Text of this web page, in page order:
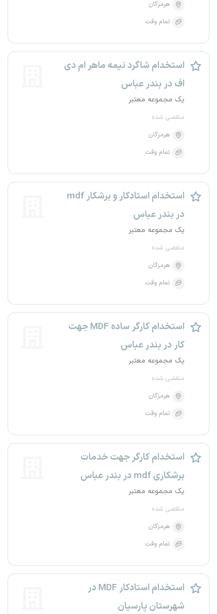
هرمزگان
تمام وقت
استخدام شاگرد نیمه ماهر ام دی
اف در بندر عباس
یک مجموعه معتبر
منقضی شده
هرمزگان
تمام وقت
استخدام استادکار و برشکار mdf
در بندر عباس
یک مجموعه معتبر
منقضی شده
هرمزگان
تمام وقت
استخدام کارگر ساده MDF جهت
کار در بندر عباس
یک مجموعه معتبر
منقضی شده
هرمزگان
تمام وقت
استخدام کارگر جهت خدمات
برشکاری mdf در بندر عباس
یک مجموعه معتبر
منقضی شده
هرمزگان
تمام وقت
استخدام استادکار MDF در
شهرستان پارسیان